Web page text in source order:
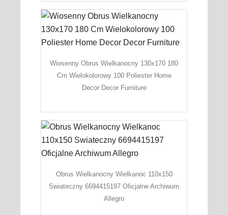
Wiosenny Obrus Wielkanocny 130x170 180
Cm Wielokolorowy 100 Poliester Home
Decor Decor Furniture
Obrus Wielkanocny Wielkanoc 110x150
Swiateczny 6694415197 Oficjalne Archiwum
Allegro